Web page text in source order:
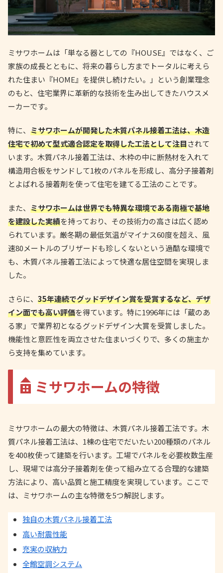
ミサワホームは「単なる器としての『HOUSE』ではなく、ご
家族の成長とともに、将来の暮らし方までトータルに考えら
れた住まい『HOME』を提供し続けたい。」という創業理念
のもと、住宅業界に革新的な技術を生み出してきたハウスメ
ーカーです。
特に、 ミサワホームが開発した木質パネル接着工法は、木造
住宅で初めて型式適合認定を取得した工法として注目されて
います。木質パネル接着工法は、木枠の中に断熱材を入れて
構造用合板をサンドして1枚のパネルを形成し、高分子接着剤
とよばれる接着剤を使って住宅を建てる工法のことです。
また、 ミサワホームは世界でも特異な環境である南極で基地
を建設した実績を持っており、その技術力の高さは広く認め
られています。厳冬期の最低気温がマイナス60度を超え、風
速80メートルのブリザードも珍しくないという過酷な環境で
も、木質パネル接着工法によって快適な居住空間を実現しま
した。
さらに、 35年連続でグッドデザイン賞を受賞するなど、デザ
イン面でも高い評価を得ています。特に1996年には「蔵のあ
る家」で業界初となるグッドデザイン大賞を受賞しました。
機能性と意匠性を両立させた住まいづくりで、多くの施主か
ら支持を集めています。
ミサワホームの特徴
ミサワホームの最大の特徴は、木質パネル接着工法です。木
質パネル接着工法は、1棟の住宅でだいたい200種類のパネル
を400枚使って建築を行います。工場でパネルを必要枚数生産
し、現場では高分子接着剤を使って組み立てる合理的な建築
方法により、高い品質と施工精度を実現しています。ここで
は、ミサワホームの主な特徴を5つ解説します。
独自の木質パネル接着工法
高い耐震性能
充実の収納力
全館空調システム